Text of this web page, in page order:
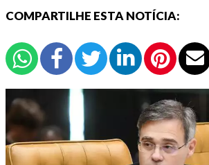
COMPARTILHE ESTA NOTÍCIA: